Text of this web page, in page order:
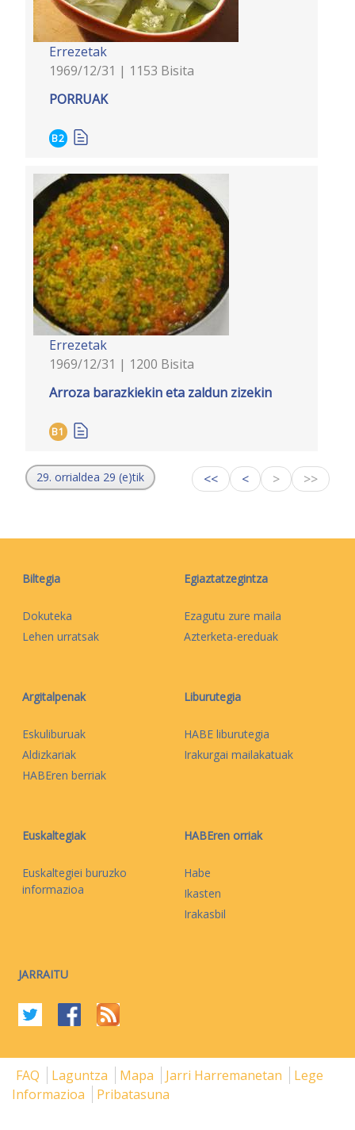
Errezetak
1969/12/31 | 1153 Bisita
PORRUAK
B2
Errezetak
1969/12/31 | 1200 Bisita
Arroza barazkiekin eta zaldun zizekin
B1
29. orrialdea 29 (e)tik << < > >>
Biltegia
Dokuteka
Lehen urratsak
Egiaztatzegintza
Ezagutu zure maila
Azterketa-ereduak
Argitalpenak
Eskuliburuak
Aldizkariak
HABEren berriak
Liburutegia
HABE liburutegia
Irakurgai mailakatuak
Euskaltegiak
Euskaltegiei buruzko
informazioa
HABEren orriak
Habe
Ikasten
Irakasbil
JARRAITU
FAQ Laguntza Mapa Jarri Harremanetan
Lege
Informazioa
Pribatasuna